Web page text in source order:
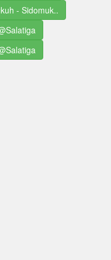
- Sidomuk..